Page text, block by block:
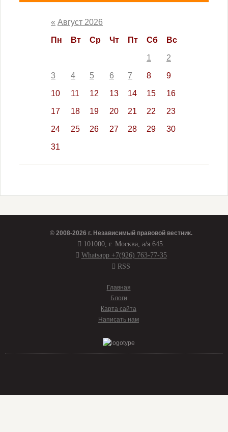
« Август 2026
Пн Вт Ср Чт Пт Сб Вс
1 2
3 4 5 6 7 8 9
10 11 12 13 14 15 16
17 18 19 20 21 22 23
24 25 26 27 28 29 30
31
© 2008-2026 г. Независимый правовой вестник.
101000, г. Москва, а/я 645.
Whatsapp +7(926) 763-77-35
RSS
Главная
Блоги
Карта сайта
Написать нам